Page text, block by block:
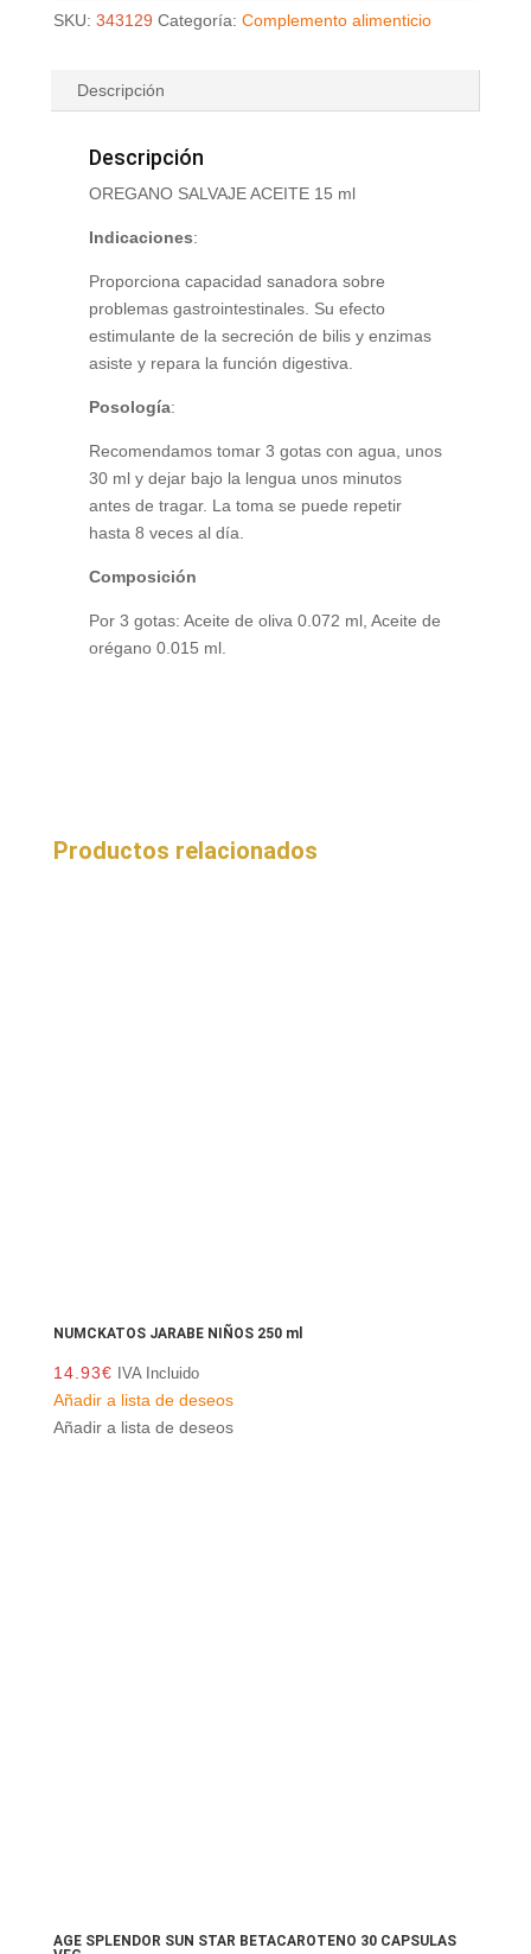
SKU: 343129 Categoría: Complemento alimenticio
Descripción
Descripción
OREGANO SALVAJE ACEITE 15 ml
Indicaciones:
Proporciona capacidad sanadora sobre
problemas gastrointestinales. Su efecto
estimulante de la secreción de bilis y enzimas
asiste y repara la función digestiva.
Posología:
Recomendamos tomar 3 gotas con agua, unos
30 ml y dejar bajo la lengua unos minutos
antes de tragar. La toma se puede repetir
hasta 8 veces al día.
Composición
Por 3 gotas: Aceite de oliva 0.072 ml, Aceite de
orégano 0.015 ml.
Productos relacionados
NUMCKATOS JARABE NIÑOS 250 ml
14.93€ IVA Incluido
Añadir a lista de deseos
Añadir a lista de deseos
AGE SPLENDOR SUN STAR BETACAROTENO 30 CAPSULAS